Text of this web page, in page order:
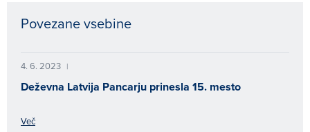
Povezane vsebine
4. 6. 2023 |
Deževna Latvija Pancarju prinesla 15. mesto
Več